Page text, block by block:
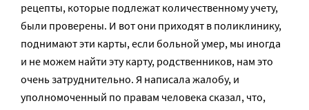
рецепты, которые подлежат количественному учету,
были проверены. И вот они приходят в поликлинику,
поднимают эти карты, если больной умер, мы иногда
и не можем найти эту карту, родственников, нам это
очень затруднительно. Я написала жалобу, и
уполномоченный по правам человека сказал, что,